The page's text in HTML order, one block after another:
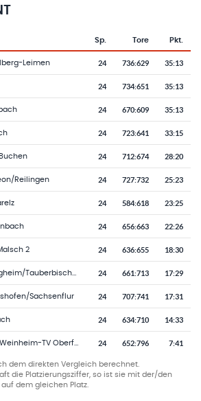
Spielen, Toren und Punkten
Sp. Tore Pkt.
Leimen 24 736:629 35:13
24 734:651 35:13
24 670:609 35:13
24 723:641 33:15
24 712:674 28:20
Reilingen 24 727:732 25:23
24 584:618 23:25
24 656:663 22:26
2 24 636:655 18:30
24 661:713 17:29
Sachsenflur 24 707:741 17:31
24 634:710 14:33
24 652:796 7:41
dem direkten Vergleich berechnet.
die Platzierungsziffer, so ist sie mit der/den
dem gleichen Platz.